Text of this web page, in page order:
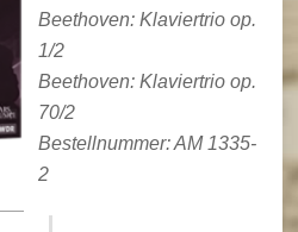
Beethoven: Klaviertrio op.
1/2
Beethoven: Klaviertrio op.
70/2
Bestellnummer: AM 1335-
2